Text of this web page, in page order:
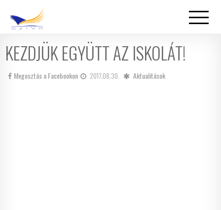
KEZDJÜK EGYÜTT AZ ISKOLÁT!
Megosztás a Facebookon 2017.08.30. Aktualitások